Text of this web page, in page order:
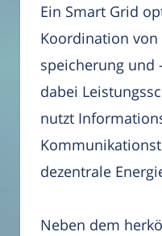
Ein Smart Grid
Koordination von
speicherung und
dabei
nutzt
dezentrale
Neben dem